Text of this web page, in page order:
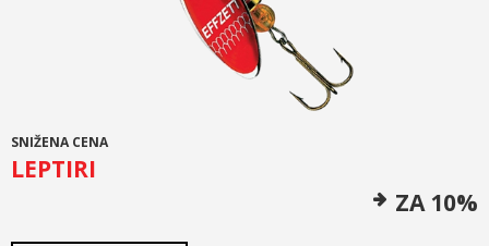
SNIŽENA CENA
LEPTIRI
ZA 10%